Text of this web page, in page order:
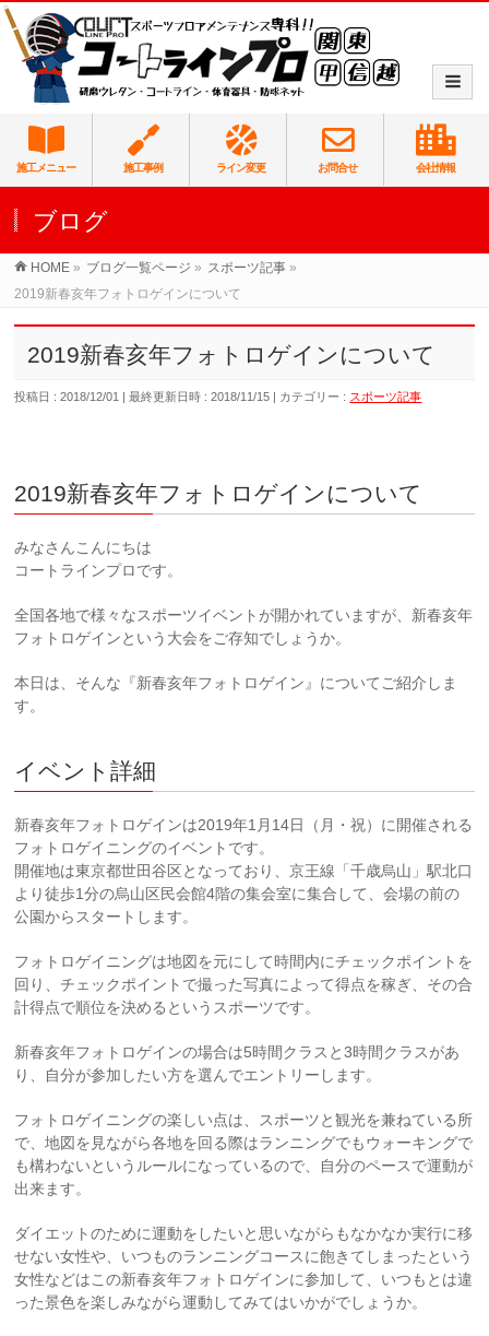
施工メニュー 施工事例 ライン変更 お問合せ 会社情報
ブログ
HOME » ブログ一覧ページ » スポーツ記事 »
2019新春亥年フォトロゲインについて
2019新春亥年フォトロゲインについて
投稿日 : 2018/12/01 最終更新日時 : 2018/11/15 カテゴリー : スポーツ記事
2019新春亥年フォトロゲインについて
みなさんこんにちは
コートラインプロです。
全国各地で様々なスポーツイベントが開かれていますが、新春亥年
フォトロゲインという大会をご存知でしょうか。
本日は、そんな『新春亥年フォトロゲイン』についてご紹介しま
す。
イベント詳細
新春亥年フォトロゲインは2019年1月14日（月・祝）に開催される
フォトロゲイニングのイベントです。
開催地は東京都世田谷区となっており、京王線「千歳烏山」駅北口
より徒歩1分の烏山区民会館4階の集会室に集合して、会場の前の
公園からスタートします。
フォトロゲイニングは地図を元にして時間内にチェックポイントを
回り、チェックポイントで撮った写真によって得点を稼ぎ、その合
計得点で順位を決めるというスポーツです。
新春亥年フォトロゲインの場合は5時間クラスと3時間クラスがあ
り、自分が参加したい方を選んでエントリーします。
フォトロゲイニングの楽しい点は、スポーツと観光を兼ねている所
で、地図を見ながら各地を回る際はランニングでもウォーキングで
も構わないというルールになっているので、自分のペースで運動が
出来ます。
ダイエットのために運動をしたいと思いながらもなかなか実行に移
せない女性や、いつものランニングコースに飽きてしまったという
女性などはこの新春亥年フォトロゲインに参加して、いつもとは違
った景色を楽しみながら運動してみてはいかがでしょうか。